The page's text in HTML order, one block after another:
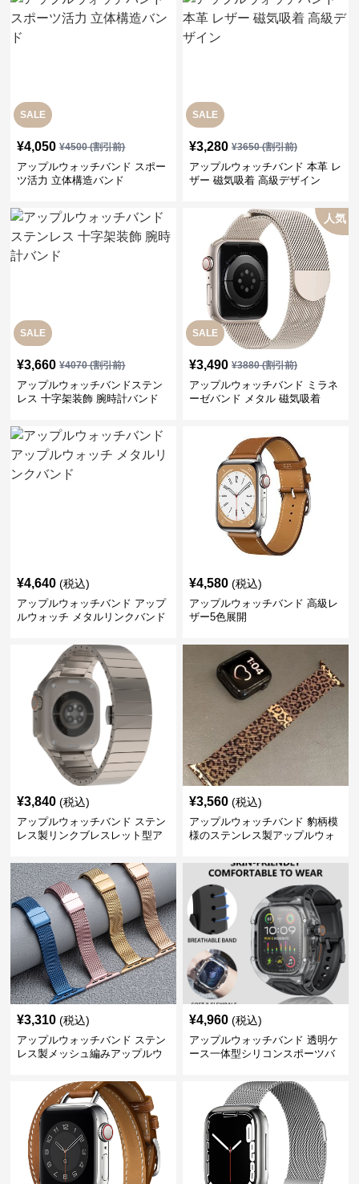
SALE
¥4,050 ¥4500(割引前)
アップルウォッチバンド スポー
ツ活力 立体構造バンド
SALE
¥3,280 ¥3650(割引前)
アップルウォッチバンド 本革 レ
ザー 磁気吸着 高級デザイン
SALE
¥3,660 ¥4070(割引前)
アップルウォッチバンドステン
レス 十字架装飾 腕時計バンド
SALE
人気
¥3,490 ¥3880(割引前)
アップルウォッチバンド ミラネ
ーゼバンド メタル 磁気吸着
¥4,640 (税込)
アップルウォッチバンド アップ
ルウォッチ メタルリンクバンド
¥4,580 (税込)
アップルウォッチバンド 高級レ
ザー5色展開
¥3,840 (税込)
アップルウォッチバンド ステン
レス製リンクブレスレット型ア
¥3,560 (税込)
アップルウォッチバンド 豹柄模
様のステンレス製アップルウォ
¥3,310 (税込)
アップルウォッチバンド ステン
レス製メッシュ編みアップルウ
¥4,960 (税込)
アップルウォッチバンド 透明ケ
ース一体型シリコンスポーツバ